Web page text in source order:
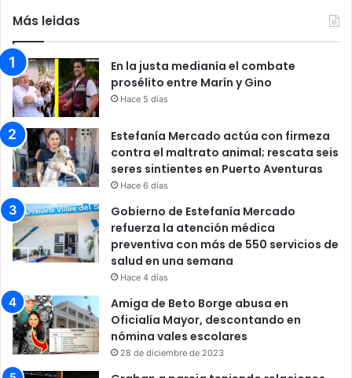
Más leidas
En la justa medianía el combate
prosélito entre Marín y Gino
Hace 5 días
Estefanía Mercado actúa con firmeza
contra el maltrato animal; rescata seis
seres sintientes en Puerto Aventuras
Hace 6 días
Gobierno de Estefanía Mercado
refuerza la atención médica
preventiva con más de 550 servicios de
salud en una semana
Hace 4 días
Amiga de Beto Borge abusa en
Oficialía Mayor, descontando en
nómina vales escolares
28 de diciembre de 2023